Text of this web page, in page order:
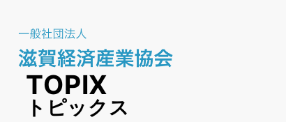
TOPIX
トピックス